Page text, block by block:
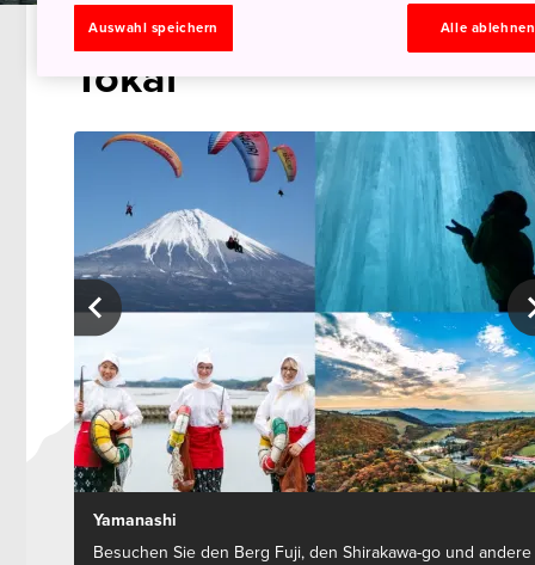
Yamanashi
Besuchen Sie den Berg Fuji, den Shirakawa-go und andere
Tokai
Auswahl speichern Alle ablehnen